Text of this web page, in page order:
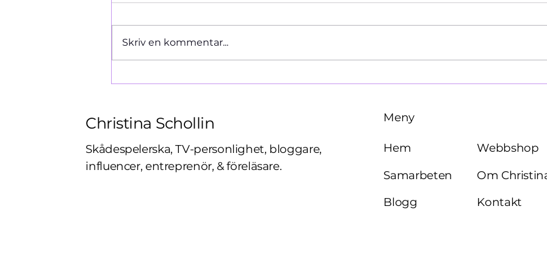
Skriv en kommentar...
Christina Schollin
Skådespelerska, TV-personlighet, bloggare,
influencer, entreprenör, & föreläsare.
Meny
Hem
Samarbeten
Blogg
Webbshop
Om
Kontakt